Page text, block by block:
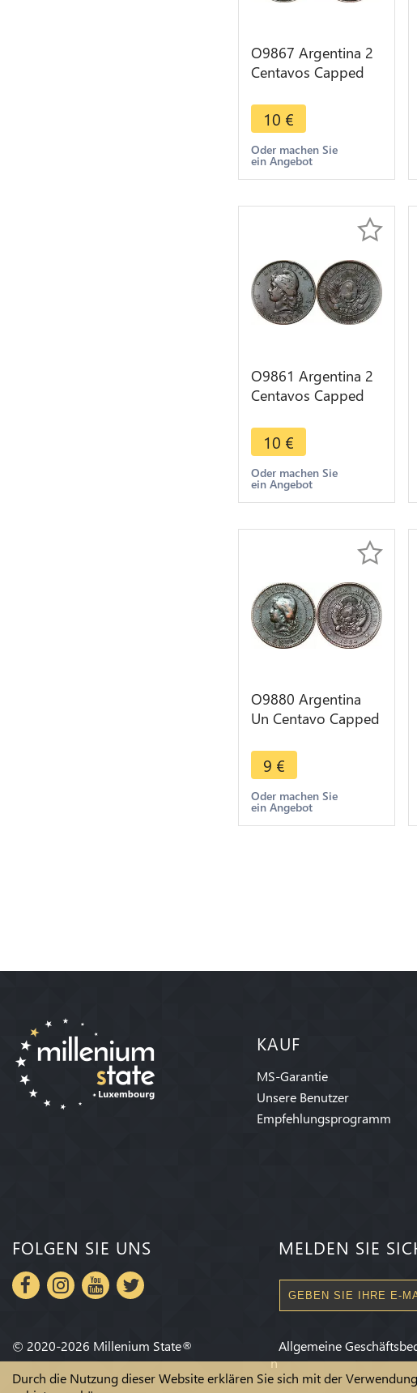
Durch die Nutzung dieser Website erklären Sie sich mit der
O9867 Argentina 2
Centavos Capped
> Make offer
10 €
Oder machen Sie
ein Angebot
O9861 Argentina 2
Centavos Capped
> Make offer
10 €
Oder machen Sie
ein Angebot
O9880 Argentina
Un Centavo Capped
> Make offer
9 €
Oder machen Sie
ein Angebot
KAUF
MS-Garantie
Unsere Benutzer
Empfehlungsprogramm
FOLGEN SIE UNS MELDEN SIE
© 2020-2026 Millenium State®
Allgemeine
n